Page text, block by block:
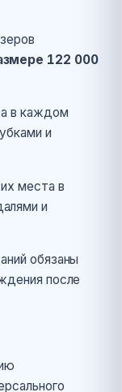
122 000
в каждом
и
места в
и
обязаны
после